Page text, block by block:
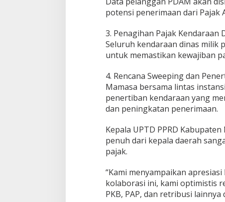
i
b
s
i
D
a
r
a
h
potensi penerimaan dari Pajak
3. Penagihan Pajak Kendaraan
Seluruh kendaraan dinas milik
untuk memastikan kewajiban
4. Rencana Sweeping dan
Mamasa bersama lintas
penertiban kendaraan yang
dan peningkatan penerimaan.
Kepala UPTD PPRD
penuh dari kepala daerah
pajak.
“Kami menyampaikan
kolaborasi ini, kami optimistis
PKB, PAP, dan retribusi